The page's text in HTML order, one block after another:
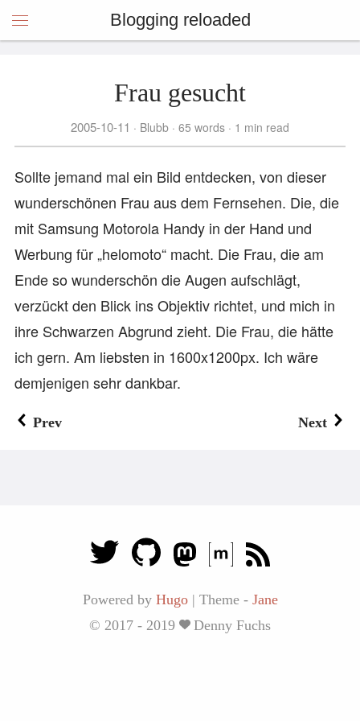
Blogging reloaded
Frau gesucht
2005-10-11 Blubb 65 words 1 min read
Sollte jemand mal ein Bild entdecken, von dieser
wunderschönen Frau aus dem Fernsehen. Die, die
mit Samsung Motorola Handy in der Hand und
Werbung für „helomoto“ macht. Die Frau, die am
Ende so wunderschön die Augen aufschlägt,
verzückt den Blick ins Objektiv richtet, und mich in
ihre Schwarzen Abgrund zieht. Die Frau, die hätte
ich gern. Am liebsten in 1600x1200px. Ich wäre
demjenigen sehr dankbar.
Prev Next
Powered by Hugo | Theme - Jane
© 2017 - 2019
Denny Fuchs